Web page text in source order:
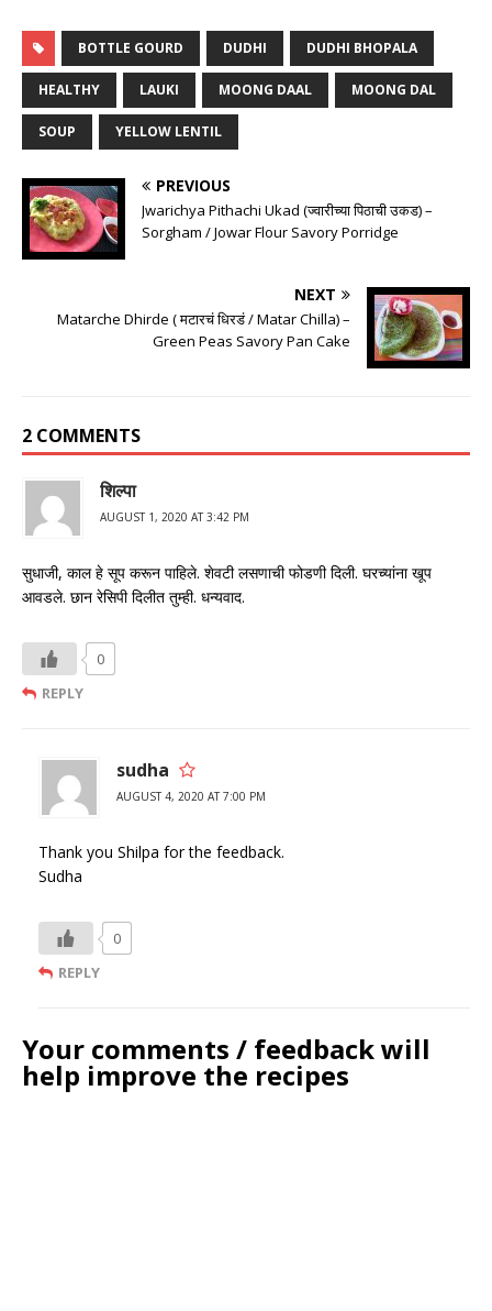
BOTTLE GOURD DUDHI DUDHI BHOPALA
HEALTHY LAUKI MOONG DAAL MOONG DAL
SOUP YELLOW LENTIL
PREVIOUS
Jwarichya Pithachi Ukad (ज्वारीच्या पिठाची उकड) –
Sorgham / Jowar Flour Savory Porridge
NEXT
Matarche Dhirde ( मटारचं धिरडं / Matar Chilla) –
Green Peas Savory Pan Cake
2 COMMENTS
शिल्पा
AUGUST 1, 2020 AT 3:42 PM
सुधाजी, काल हे सूप करून पाहिले. शेवटी लसणाची फोडणी दिली. घरच्यांना खूप
आवडले. छान रेसिपी दिलीत तुम्ही. धन्यवाद.
0
REPLY
sudha
AUGUST 4, 2020 AT 7:00 PM
Thank you Shilpa for the feedback.
Sudha
0
REPLY
Your comments / feedback will
help improve the recipes